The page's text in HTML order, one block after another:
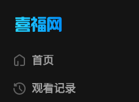
首页
观看记录